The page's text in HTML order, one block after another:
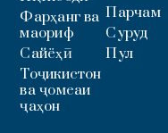
Фарҳанг ва
маориф
Сайёҳӣ
Тоҷикистон
ва ҷомеаи
ҷаҳон
Парчам
Суруд
Пул